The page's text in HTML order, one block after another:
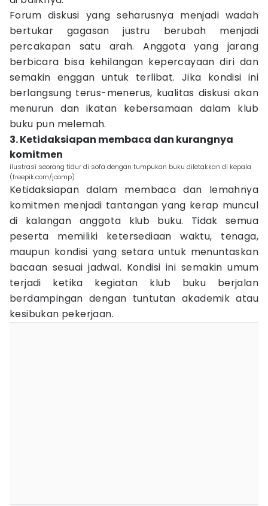
Forum diskusi yang seharusnya menjadi wadah
bertukar gagasan justru berubah menjadi
percakapan satu arah. Anggota yang jarang
berbicara bisa kehilangan kepercayaan diri dan
semakin enggan untuk terlibat. Jika kondisi ini
berlangsung terus-menerus, kualitas diskusi akan
menurun dan ikatan kebersamaan dalam klub
buku pun melemah.
3. Ketidaksiapan membaca dan kurangnya
komitmen
ilustrasi seorang tidur di sofa dengan tumpukan buku diletakkan di kepala
(freepik.com/jcomp)
Ketidaksiapan dalam membaca dan lemahnya
komitmen menjadi tantangan yang kerap muncul
di kalangan anggota klub buku. Tidak semua
peserta memiliki ketersediaan waktu, tenaga,
maupun kondisi yang setara untuk menuntaskan
bacaan sesuai jadwal. Kondisi ini semakin umum
terjadi ketika kegiatan klub buku berjalan
berdampingan dengan tuntutan akademik atau
kesibukan pekerjaan.